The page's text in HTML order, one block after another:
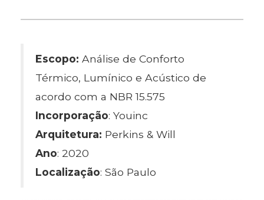
Escopo: Análise de Conforto
Térmico, Lumínico e Acústico de
acordo com a NBR 15.575
Incorporação: Youinc
Arquitetura: Perkins & Will
Ano: 2020
Localização: São Paulo